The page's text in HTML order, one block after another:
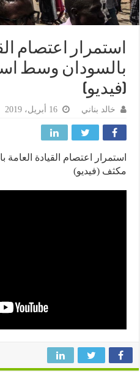
اعتصام
وسط
خالد بناني
اعتصام القيادة العامة
(فيديو)